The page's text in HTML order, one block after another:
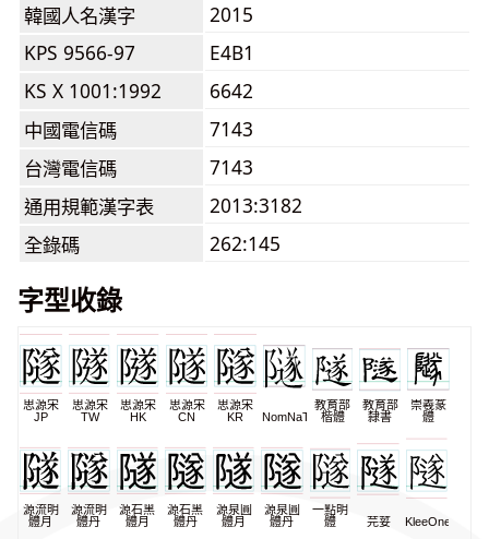
韓國人名漢字
2015
KPS 9566-97
E4B1
KS X 1001:1992
6642
中國電信碼
7143
台灣電信碼
7143
通用規範漢字表
2013:3182
全錄碼
262:145
字型收錄
思源宋
JP
思源宋
TW
思源宋
HK
思源宋
CN
思源宋
KR
NomNaTong
教育部
楷體
教育部
隸書
崇羲篆
體
源流明
體月
源流明
體丹
源石黑
體月
源石黑
體丹
源泉圓
體月
源泉圓
體丹
一點明
體
芫荽 KleeOne